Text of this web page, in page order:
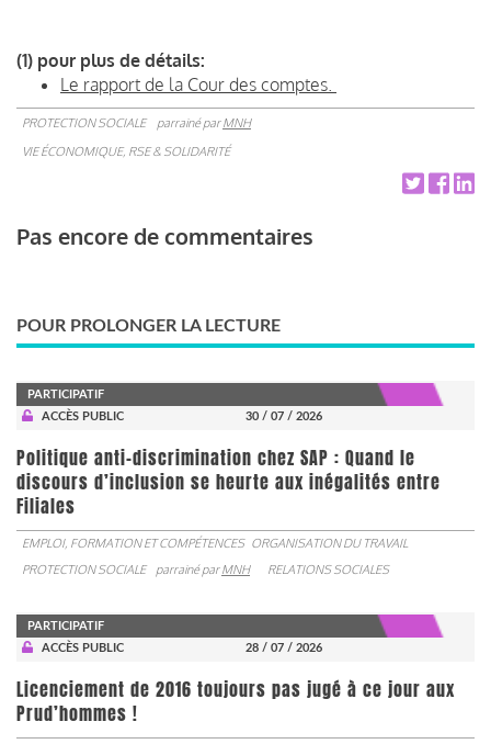
(1) pour plus de détails:
Le rapport de la Cour des comptes.
PROTECTION SOCIALE parrainé parMNH
VIE ÉCONOMIQUE, RSE & SOLIDARITÉ
Pas encore de commentaires
POUR PROLONGER LA LECTURE
PARTICIPATIF
ACCÈS PUBLIC
30 / 07 / 2026
Politique anti-discrimination chez SAP : Quand le
discours d’inclusion se heurte aux inégalités entre
Filiales
EMPLOI, FORMATION ET COMPÉTENCES ORGANISATION DU TRAVAIL
PROTECTION SOCIALE
parrainé parMNH RELATIONS SOCIALES
PARTICIPATIF
ACCÈS PUBLIC
28 / 07 / 2026
Licenciement de 2016 toujours pas jugé à ce jour aux
Prud’hommes !